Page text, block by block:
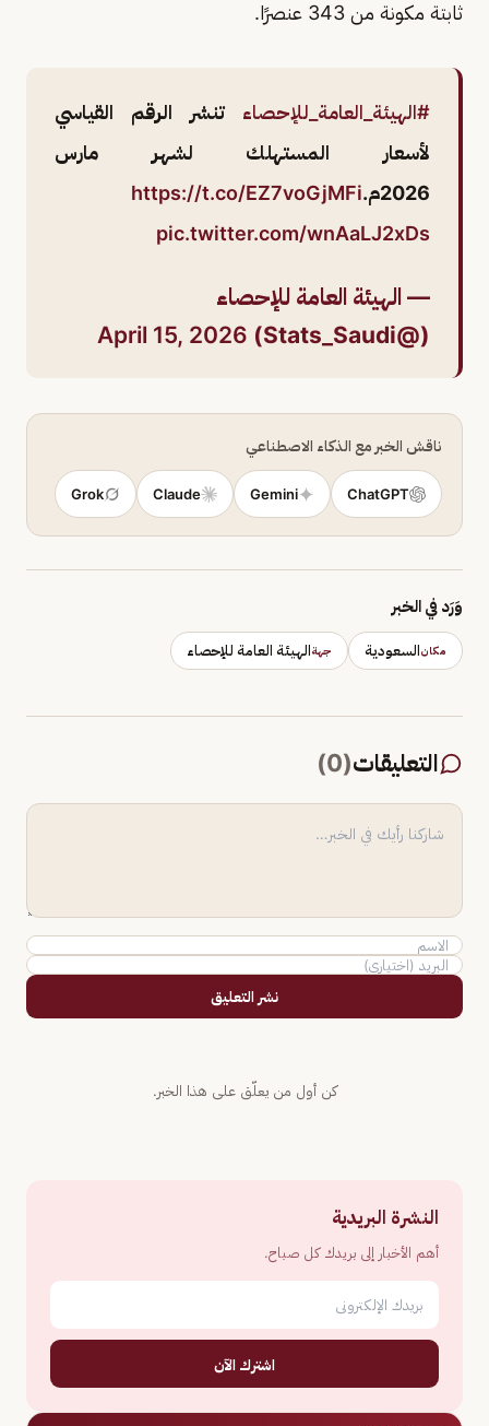
ثابتة مكونة من 343 عنصرًا.
#الهيئة_العامة_للإحصاء تنشر الرقم القياسي
لأسعار المستهلك لشهر مارس
2026م.
https://t.co/EZ7voGjMFi
pic.twitter.com/wnAaLJ2xDs
— الهيئة العامة للإحصاء
(@Stats_Saudi)
April 15, 2026
ناقش الخبر مع الذكاء الاصطناعي
ChatGPT
Gemini
Claude
Grok
وَرَد في الخبر
مكانالسعودية جهةالهيئة العامة للإحصاء
التعليقات(
0
)
نشر التعليق
كن أول من يعلّق على هذا الخبر.
النشرة البريدية
أهم الأخبار إلى بريدك كل صباح.
اشترك الآن